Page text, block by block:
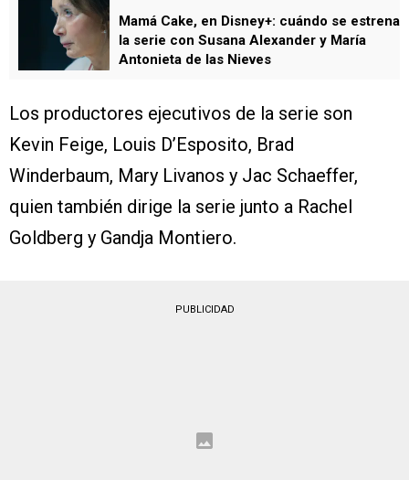
Mamá Cake, en Disney+: cuándo se estrena
la serie con Susana Alexander y María
Antonieta de las Nieves
Los productores ejecutivos de la serie son
Kevin Feige, Louis D’Esposito, Brad
Winderbaum, Mary Livanos y Jac Schaeffer,
quien también dirige la serie junto a Rachel
Goldberg y Gandja Montiero.
PUBLICIDAD